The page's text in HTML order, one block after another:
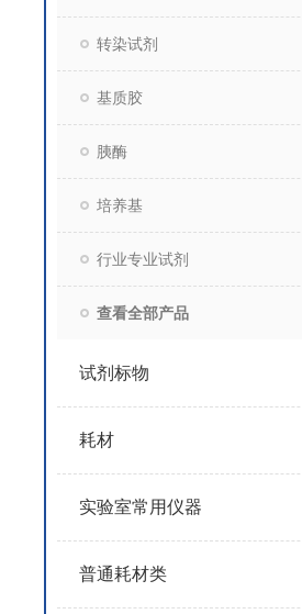
转染试剂
基质胶
胰酶
培养基
行业专业试剂
查看全部产品
试剂标物
耗材
实验室常用仪器
普通耗材类